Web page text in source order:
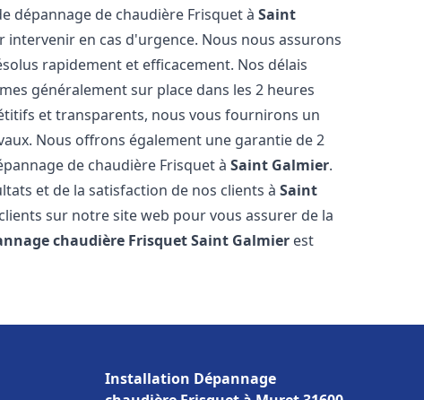
dépannage de chaudière Frisquet àSaint
en cas d'urgence. Nous nous assurons
rapidement et efficacement. Nos délais
généralement sur place dans les 2 heures
et transparents, nous vous fournirons un
Nous offrons également une garantie de 2
de chaudière Frisquet àSaint Galmier.
et de la satisfaction de nos clients àSaint
sur notre site web pour vous assurer de la
chaudière FrisquetSaint Galmier est
Installation Dépannage